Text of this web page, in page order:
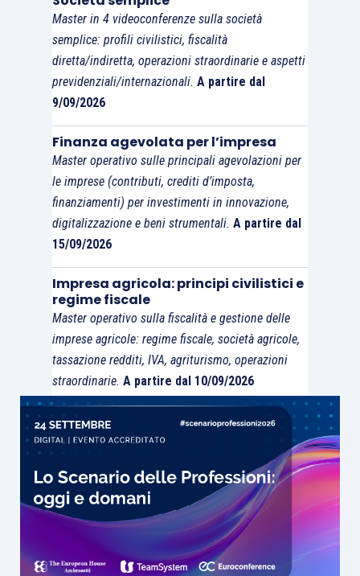
Master in 4 videoconferenze sulla società
semplice: profili civilistici, fiscalità
diretta/indiretta, operazioni straordinarie e aspetti
previdenziali/internazionali. A partire dal
9/09/2026
Finanza agevolata per l’impresa
Master operativo sulle principali agevolazioni per
le imprese (contributi, crediti d’imposta,
finanziamenti) per investimenti in innovazione,
digitalizzazione e beni strumentali. A partire dal
15/09/2026
Impresa agricola: principi civilistici e
regime fiscale
Master operativo sulla fiscalità e gestione delle
imprese agricole: regime fiscale, società agricole,
tassazione redditi, IVA, agriturismo, operazioni
straordinarie. A partire dal 10/09/2026